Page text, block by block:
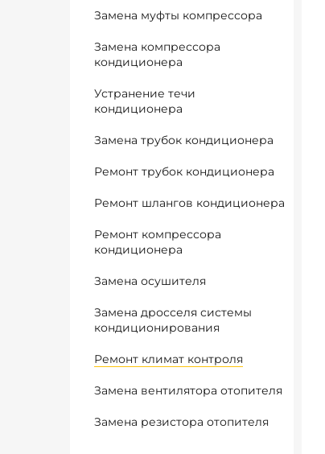
Замена муфты компрессора
Замена компрессора
кондиционера
Устранение течи
кондиционера
Замена трубок кондиционера
Ремонт трубок кондиционера
Ремонт шлангов кондиционера
Ремонт компрессора
кондиционера
Замена осушителя
Замена дросселя системы
кондиционирования
Ремонт климат контроля
Замена вентилятора отопителя
Замена резистора отопителя